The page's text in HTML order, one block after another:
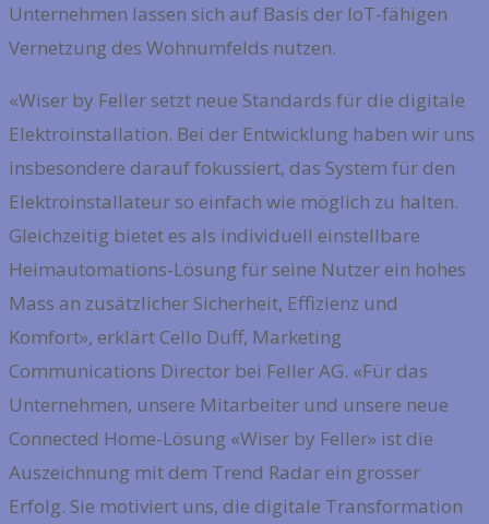
Unternehmen lassen sich auf Basis der IoT-fähigen
Vernetzung des Wohnumfelds nutzen.
«Wiser by Feller setzt neue Standards für die digitale
Elektroinstallation. Bei der Entwicklung haben wir uns
insbesondere darauf fokussiert, das System für den
Elektroinstallateur so einfach wie möglich zu halten.
Gleichzeitig bietet es als individuell einstellbare
Heimautomations-Lösung für seine Nutzer ein hohes
Mass an zusätzlicher Sicherheit, Effizienz und
Komfort», erklärt Cello Duff, Marketing
Communications Director bei Feller AG. «Für das
Unternehmen, unsere Mitarbeiter und unsere neue
Connected Home-Lösung «Wiser by Feller» ist die
Auszeichnung mit dem Trend Radar ein grosser
Erfolg. Sie motiviert uns, die digitale Transformation